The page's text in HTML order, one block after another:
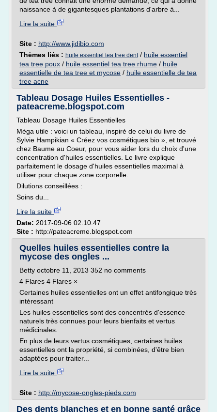
naissance à de gigantesques plantations d'arbre à...
Lire la suite
Site : http://www.jidibio.com
Thèmes liés : huile essentiel tea tree dent/ huile essentiel
tea tree poux / huile essentiel tea tree rhume / huile
essentielle de tea tree et mycose / huile essentielle de tea
tree acne
Tableau Dosage Huiles Essentielles -
pateacreme.blogspot.com
Tableau Dosage Huiles Essentielles
Méga utile : voici un tableau, inspiré de celui du livre de
Sylvie Hampikian « Créez vos cosmétiques bio », et trouvé
chez Baume au Coeur, pour vous aider lors du choix d'une
concentration d'huiles essentielles. Le livre explique
parfaitement le dosage d'huiles essentielles maximal à
utiliser pour chaque zone corporelle.
Dilutions conseillées :
Soins du...
Lire la suite
Date: 2017-09-06 02:10:47
Site : http://pateacreme.blogspot.com
Quelles huiles essentielles contre la
mycose des ongles ...
Betty octobre 11, 2013 352 no comments
4 Flares 4 Flares ×
Certaines huiles essentielles ont un effet antifongique très
intéressant
Les huiles essentielles sont des concentrés d'essence
naturels très connues pour leurs bienfaits et vertus
médicinales.
En plus de leurs vertus cosmétiques, certaines huiles
essentielles ont la propriété, si combinées, d'être bien
adaptées pour traiter...
Lire la suite
Site : http://mycose-ongles-pieds.com
Des dents blanches et en bonne santé grâce